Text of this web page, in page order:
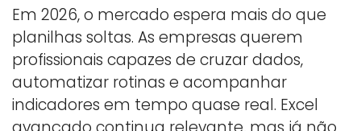
Em 2026, o mercado espera mais do que
planilhas soltas. As empresas querem
profissionais capazes de cruzar dados,
automatizar rotinas e acompanhar
indicadores em tempo quase real. Excel